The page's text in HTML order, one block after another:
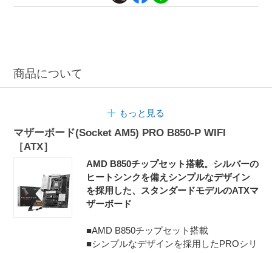
商品について
もっと見る
マザーボード(Socket AM5) PRO B850-P WIFI
［ATX］
AMD B850チップセット搭載。シルバーの
ヒートシンクを備えシンプルなデザイン
を採用した、スタンダードモデルのATXマ
ザーボード
■AMD B850チップセット搭載
■シンプルなデザインを採用したPROシリ